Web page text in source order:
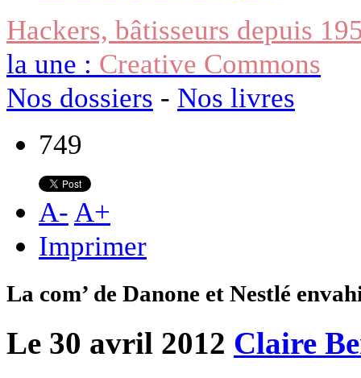
Hackers, bâtisseurs depuis
la une : Creative Commons
Nos dossiers - Nos livres
749
A- A+
Imprimer
La com’ de Danone et Nestlé
Le 30 avril 2012 Claire